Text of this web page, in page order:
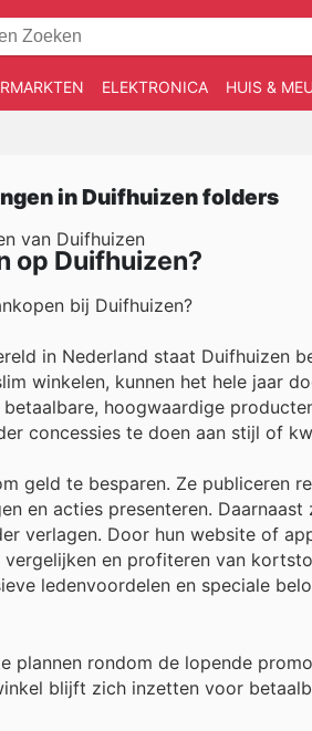
ELEKTRONICA HUIS &
in Duifhuizen folders
van Duifhuizen
op Duifhuizen?
bij Duifhuizen?
in Nederland staat Duifhuizen
winkelen, kunnen het hele jaar
hoogwaardige
concessies te doen aan stijl of
geld te besparen. Ze publiceren
en acties presenteren.
verlagen. Door hun website of
en profiteren van
ledenvoordelen en speciale
plannen rondom de lopende
blijft zich inzetten voor